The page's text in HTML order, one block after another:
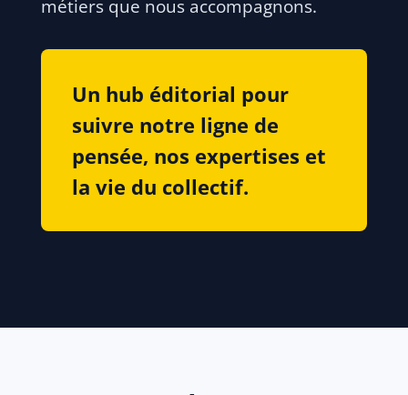
métiers que nous accompagnons.
Un hub éditorial pour
suivre notre ligne de
pensée, nos expertises et
la vie du collectif.